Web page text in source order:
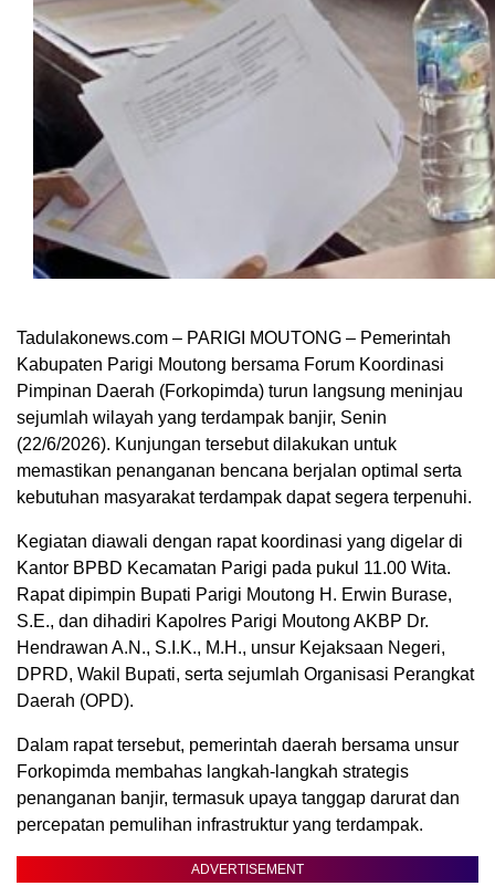
Tadulakonews.com – PARIGI MOUTONG – Pemerintah
Kabupaten Parigi Moutong bersama Forum Koordinasi
Pimpinan Daerah (Forkopimda) turun langsung meninjau
sejumlah wilayah yang terdampak banjir, Senin
(22/6/2026). Kunjungan tersebut dilakukan untuk
memastikan penanganan bencana berjalan optimal serta
kebutuhan masyarakat terdampak dapat segera terpenuhi.
Kegiatan diawali dengan rapat koordinasi yang digelar di
Kantor BPBD Kecamatan Parigi pada pukul 11.00 Wita.
Rapat dipimpin Bupati Parigi Moutong H. Erwin Burase,
S.E., dan dihadiri Kapolres Parigi Moutong AKBP Dr.
Hendrawan A.N., S.I.K., M.H., unsur Kejaksaan Negeri,
DPRD, Wakil Bupati, serta sejumlah Organisasi Perangkat
Daerah (OPD).
Dalam rapat tersebut, pemerintah daerah bersama unsur
Forkopimda membahas langkah-langkah strategis
penanganan banjir, termasuk upaya tanggap darurat dan
percepatan pemulihan infrastruktur yang terdampak.
ADVERTISEMENT